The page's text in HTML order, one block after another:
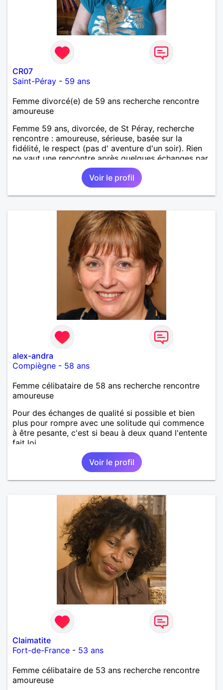
CR07
Saint-Péray - 59 ans
Femme divorcé(e) de 59 ans recherche rencontre
amoureuse
Femme 59 ans, divorcée, de St Péray, recherche
rencontre : amoureuse, sérieuse, basée sur la
fidélité, le respect (pas d' aventure d'un soir). Rien
ne vaut une rencontre après quelques échanges par
messages pour savoir si il y a un feeling entre les
deux et le désir de se revoir. Au plaisir de se
Voir le profil
alex-andra
Compiègne - 58 ans
Femme célibataire de 58 ans recherche rencontre
amoureuse
Pour des échanges de qualité si possible et bien
plus pour rompre avec une solitude qui commence
à être pesante, c'est si beau à deux quand l'entente
fait loi.
Voir le profil
Claimatite
Fort-de-France - 53 ans
Femme célibataire de 53 ans recherche rencontre
amoureuse